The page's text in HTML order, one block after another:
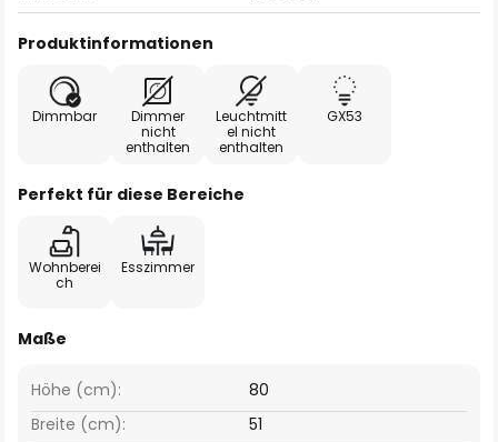
Produktinformationen
Dimmbar
Dimmer
nicht
enthalten
Leuchtmitt
el nicht
enthalten
GX53
Perfekt für diese Bereiche
Wohnberei
ch
Esszimmer
Maße
Breite (cm): 51
Höhe (cm): 80